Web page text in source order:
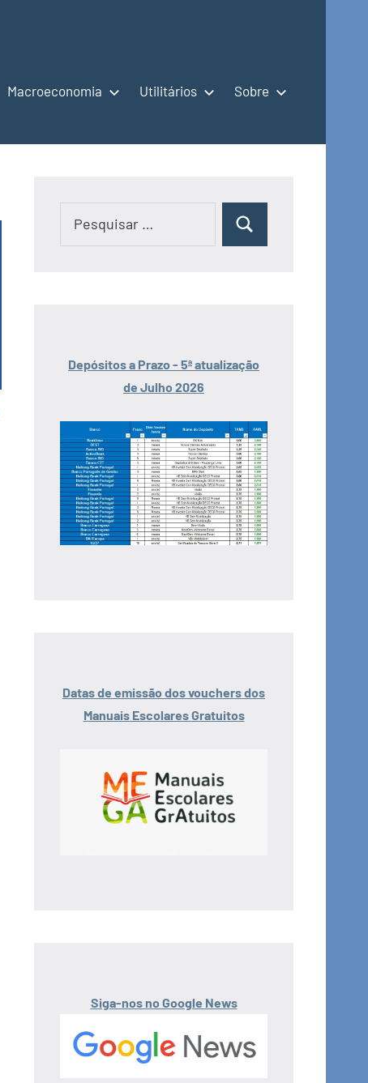
Macroeconomia Utilitários Sobre
Pesquisar
Depósitos a Prazo - 5ª atualização
de Julho 2026
Datas de emissão dos vouchers dos
Manuais Escolares Gratuitos
Siga-nos no Google News